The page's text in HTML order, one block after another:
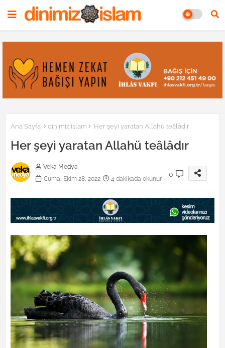
Ana Sayfa dinimiz islam Her şeyi yaratan Allahü teâlâdır
Her şeyi yaratan Allahü teâlâdır
Veka Medya
Cuma, Ekim 28, 2022
4 dakikada okunur
0